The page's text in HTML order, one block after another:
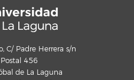
C/ Padre Herrera s/n
456
de La Laguna